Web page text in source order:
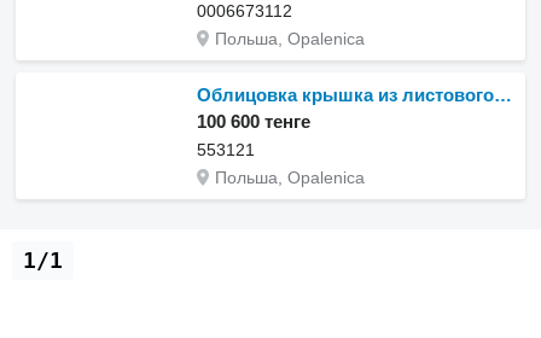
0006673112
Польша, Opalenica
Облицовка крышка из листового металла 553121 для зерноуборочного комбайна Claas Tucano 320
100 600 тенге
553121
Польша, Opalenica
1/1